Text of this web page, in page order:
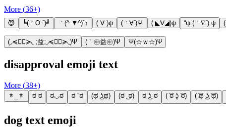
More (36+)
😈 ┗(｀O ´)┛ ｀(^ ▼^)´↑ ( ∀ )ψ (｀∀´)Ψ ( ◣∀◢)ψ “ψ (｀∇´) ψ
(◞≼◉ื≽◟ ;益;◞≼◉ื≽◟)Ψ (｀㊥益㊥)Ψ Ψ(☆ｗ☆)Ψ
disapproval emoji text
More (38+)
ᇂ_ᇂ ಠ ಠ ಠ◡ಠ ಠ ''ಠ (ಥ ͜ʖಥ) (ಠ ͜ ಠ) ಠ ͜ʖ ಠ ( ͡ಠ ʖ̯ ͡ಠ) ( ͡ಥ ͜ʖ ͡ಥ)
dog text emoji